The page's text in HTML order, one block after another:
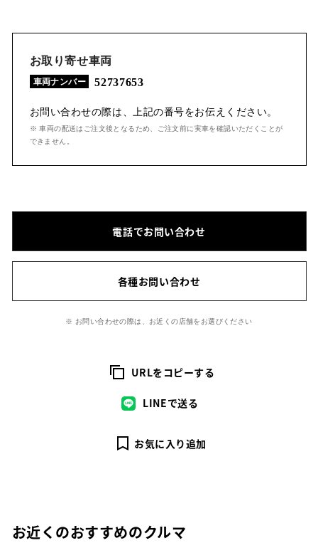
お取り寄せ車両
車両ナンバー 52737653
お問い合わせの際は、上記の番号をお伝えください。
※ 車両の配送はご注文後となるため、ご注文前に実車を確認いただくことが
できません。
電話でお問い合わせ
各種お問い合わせ
※ お問い合わせの際は、お近くの店舗をお選びください
URLをコピーする
LINEで送る
お気に入り追加
お近くのおすすめのクルマ